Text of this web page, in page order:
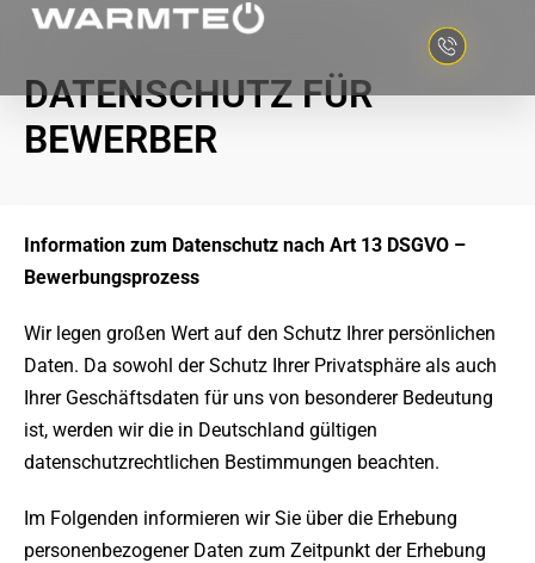
DATENSCHUTZ FÜR
BEWERBER
Information zum Datenschutz nach Art 13 DSGVO –
Bewerbungsprozess
Wir legen großen Wert auf den Schutz Ihrer persönlichen
Daten. Da sowohl der Schutz Ihrer Privatsphäre als auch
Ihrer Geschäftsdaten für uns von besonderer Bedeutung
ist, werden wir die in Deutschland gültigen
datenschutzrechtlichen Bestimmungen beachten.
Im Folgenden informieren wir Sie über die Erhebung
personenbezogener Daten zum Zeitpunkt der Erhebung